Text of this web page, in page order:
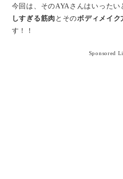
今回は、そのAYAさんはいった
しすぎる筋肉 とそのボディメイク
す！！
Sponsored